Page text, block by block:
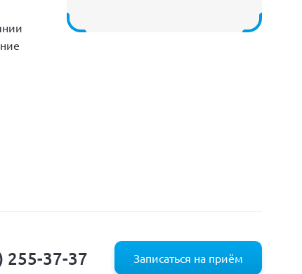
255-37-37 Записаться на приём